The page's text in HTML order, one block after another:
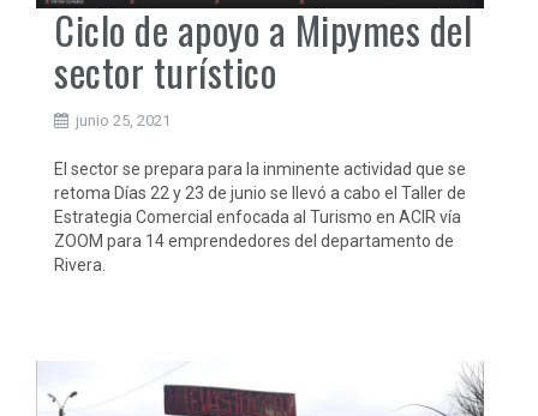
Ciclo de apoyo a Mipymes del
sector turístico
junio 25, 2021
El sector se prepara para la inminente actividad que se
retoma Días 22 y 23 de junio se llevó a cabo el Taller de
Estrategia Comercial enfocada al Turismo en ACIR vía
ZOOM para 14 emprendedores del departamento de
Rivera.